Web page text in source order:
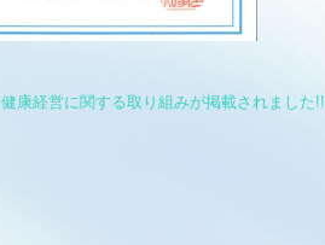
健康経営に関する取り組みが掲載されました!!